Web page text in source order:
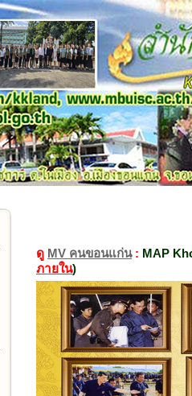
ดู MV คนขอนแก่น: MAP
ภายใน)